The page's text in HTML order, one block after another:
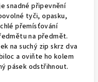
snadné připevnění
tyči, opasku,
přemísťování
na předmět.
na suchý zip skrz dva
a oviňte ho kolem
pásek odstřihnout.